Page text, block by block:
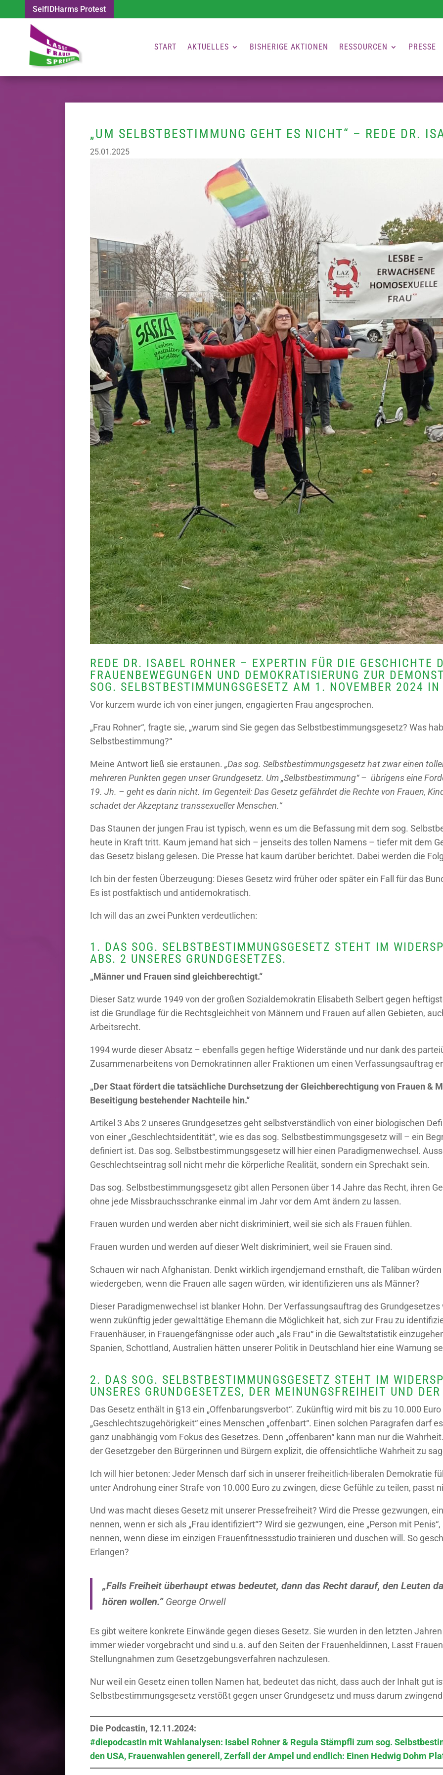
SelfIDHarms Protest
START AKTUELLES BISHERIGE AKTIONEN RESSOURCEN PRESSE
„UM SELBSTBESTIMMUNG GEHT ES NICHT“ – REDE DR.
25.01.2025
REDE DR. ISABEL ROHNER – EXPERTIN FÜR DIE GESCHICHTE
FRAUENBEWEGUNGEN UND DEMOKRATISIERUNG ZUR
SOG. SELBSTBESTIMMUNGSGESETZ AM 1. NOVEMBER 2024
Vor kurzem wurde ich von einer jungen, engagierten Frau angesprochen.
„Frau Rohner“, fragte sie, „warum sind Sie gegen das Selbstbestimmungsgesetz? Was
Selbstbestimmung?“
Meine Antwort ließ sie erstaunen. „Das sog. Selbstbestimmungsgesetz hat zwar einen
mehreren Punkten gegen unser Grundgesetz. Um „Selbstbestimmung“ – übrigens eine
19. Jh. – geht es darin nicht. Im Gegenteil: Das Gesetz gefährdet die Rechte von Frauen,
schadet der Akzeptanz transsexueller Menschen.“
Das Staunen der jungen Frau ist typisch, wenn es um die Befassung mit dem sog.
heute in Kraft tritt. Kaum jemand hat sich – jenseits des tollen Namens – tiefer mit dem
das Gesetz bislang gelesen. Die Presse hat kaum darüber berichtet. Dabei werden die
Ich bin der festen Überzeugung: Dieses Gesetz wird früher oder später ein Fall für das
Es ist postfaktisch und antidemokratisch.
Ich will das an zwei Punkten verdeutlichen:
1. DAS SOG. SELBSTBESTIMMUNGSGESETZ STEHT IM
ABS. 2 UNSERES GRUNDGESETZES.
„Männer und Frauen sind gleichberechtigt.“
Dieser Satz wurde 1949 von der großen Sozialdemokratin Elisabeth Selbert gegen
ist die Grundlage für die Rechtsgleichheit von Männern und Frauen auf allen Gebieten,
Arbeitsrecht.
1994 wurde dieser Absatz – ebenfalls gegen heftige Widerstände und nur dank des
Zusammenarbeitens von Demokratinnen aller Fraktionen um einen Verfassungsauftrag
„Der Staat fördert die tatsächliche Durchsetzung der Gleichberechtigung von Frauen &
Beseitigung bestehender Nachteile hin.“
Artikel 3 Abs 2 unseres Grundgesetzes geht selbstverständlich von einer biologischen
von einer „Geschlechtsidentität“, wie es das sog. Selbstbestimmungsgesetz will – ein
definiert ist. Das sog. Selbstbestimmungsgesetz will hier einen Paradigmenwechsel.
Geschlechtseintrag soll nicht mehr die körperliche Realität, sondern ein Sprechakt sein.
Das sog. Selbstbestimmungsgesetz gibt allen Personen über 14 Jahre das Recht, ihren
ohne jede Missbrauchsschranke einmal im Jahr vor dem Amt ändern zu lassen.
Frauen wurden und werden aber nicht diskriminiert, weil sie sich als Frauen fühlen.
Frauen wurden und werden auf dieser Welt diskriminiert, weil sie Frauen sind.
Schauen wir nach Afghanistan. Denkt wirklich irgendjemand ernsthaft, die Taliban
wiedergeben, wenn die Frauen alle sagen würden, wir identifizieren uns als Männer?
Dieser Paradigmenwechsel ist blanker Hohn. Der Verfassungsauftrag des
wenn zukünftig jeder gewalttätige Ehemann die Möglichkeit hat, sich zur Frau zu
Frauenhäuser, in Frauengefängnisse oder auch „als Frau“ in die Gewaltstatistik
Spanien, Schottland, Australien hätten unserer Politik in Deutschland hier eine Warnung
2. DAS SOG. SELBSTBESTIMMUNGSGESETZ STEHT IM
UNSERES GRUNDGESETZES, DER MEINUNGSFREIHEIT UND
Das Gesetz enthält in §13 ein „Offenbarungsverbot“. Zukünftig wird mit bis zu 10.000
„Geschlechtszugehörigkeit“ eines Menschen „offenbart“. Einen solchen Paragrafen darf
ganz unabhängig vom Fokus des Gesetzes. Denn „offenbaren“ kann man nur die
der Gesetzgeber den Bürgerinnen und Bürgern explizit, die offensichtliche Wahrheit zu
Ich will hier betonen: Jeder Mensch darf sich in unserer freiheitlich-liberalen Demokratie
unter Androhung einer Strafe von 10.000 Euro zu zwingen, diese Gefühle zu teilen, passt
Und was macht dieses Gesetz mit unserer Pressefreiheit? Wird die Presse gezwungen,
nennen, wenn er sich als „Frau identifiziert“? Wird sie gezwungen, eine „Person mit
nennen, wenn diese im einzigen Frauenfitnessstudio trainieren und duschen will. So
Erlangen?
„Falls Freiheit überhaupt etwas bedeutet, dann das Recht darauf, den Leuten
hören wollen.“ George Orwell
Es gibt weitere konkrete Einwände gegen dieses Gesetz. Sie wurden in den letzten
immer wieder vorgebracht und sind u.a. auf den Seiten der Frauenheldinnen, Lasst
Stellungnahmen zum Gesetzgebungsverfahren nachzulesen.
Nur weil ein Gesetz einen tollen Namen hat, bedeutet das nicht, dass auch der Inhalt gut
Selbstbestimmungsgesetz verstößt gegen unser Grundgesetz und muss darum
Die Podcastin, 12.11.2024:
#diepodcastin mit Wahlanalysen: Isabel Rohner & Regula Stämpfli zum sog.
den USA, Frauenwahlen generell, Zerfall der Ampel und endlich: Einen Hedwig Dohm